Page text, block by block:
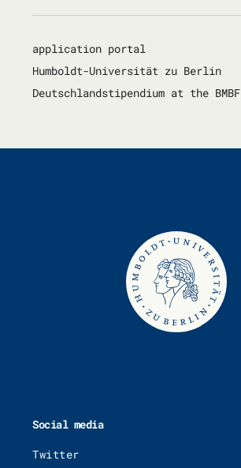
application portal
Humboldt-Universität zu Berlin
Deutschlandstipendium at the BMBF
Social media
Twitter